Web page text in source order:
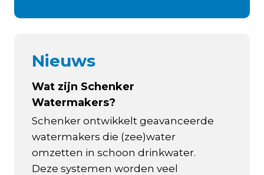
Nieuws
Wat zijn Schenker
Watermakers?
Schenker ontwikkelt geavanceerde
watermakers die (zee)water
omzetten in schoon drinkwater.
Deze systemen worden veel